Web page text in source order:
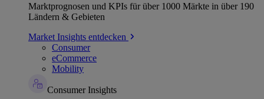
Marktprognosen und KPIs für über 1000 Märkte in über 190
Ländern & Gebieten
Market Insights entdecken
Consumer
eCommerce
Mobility
Consumer Insights